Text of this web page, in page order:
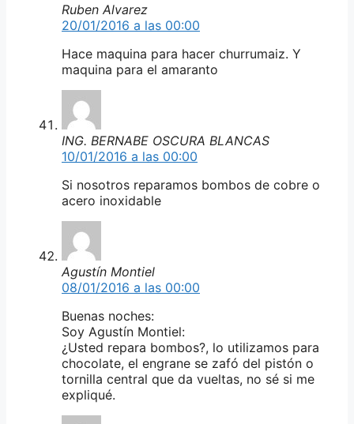
Ruben Alvarez
20/01/2016 a las 00:00
Hace maquina para hacer churrumaiz. Y
maquina para el amaranto
ING. BERNABE OSCURA BLANCAS
10/01/2016 a las 00:00
Si nosotros reparamos bombos de cobre o
acero inoxidable
Agustín Montiel
08/01/2016 a las 00:00
Buenas noches:
Soy Agustín Montiel:
¿Usted repara bombos?, lo utilizamos para
chocolate, el engrane se zafó del pistón o
tornilla central que da vueltas, no sé si me
expliqué.